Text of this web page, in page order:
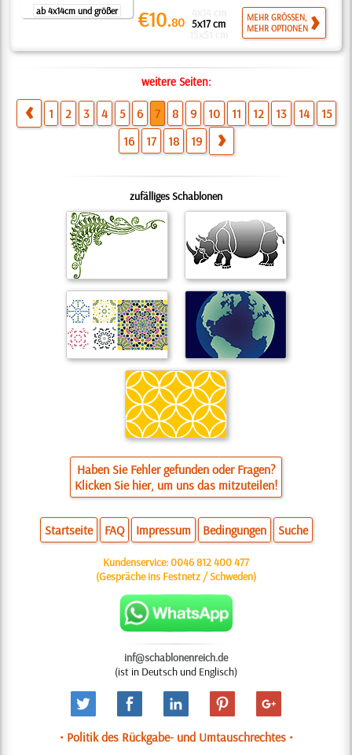
ab 4x14cm und größer €10.80 5x17 cm
MEHR GRÖSSEN,
MEHR OPTIONEN
weitere Seiten:
1 2 3 4 5 6 7 8 9 10 11 12 13 14
15
16
17 18 19
zufälliges Schablonen
Haben Sie Fehler gefunden oder Fragen?
Klicken Sie hier, um uns das mitzuteilen!
Startseite FAQ Impressum Bedingungen Suche
Kundenservice:0046 812 400 477
(Gespräche ins Festnetz / Schweden)
inf@schablonenreich.de
(ist in Deutsch und Englisch)
• Politik des Rückgabe- und Umtauschrechtes •